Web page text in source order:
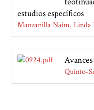
estudios específicos
Manzanilla Naim, Linda
Quinto-